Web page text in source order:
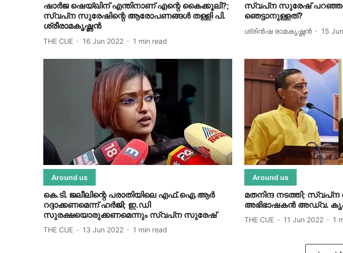
ഷാര്‍ജ ഷെയ്ഖിന് എന്തിനാണ് എന്റെ കൈക്കൂലി?;
സ്വപ്‌ന സുരേഷിന്റെ ആരോപണങ്ങള്‍ തള്ളി പി.
ശ്രീരാമകൃഷ്ണന്‍
THE CUE 16 Jun 2022 1 min read
സ്വപ്‌ന സുരേഷ്
ഞെട്ടാനുള്ളത്?
ശ്രിന്‍ഷ രാമകൃഷ്ണന്‍ 15
Around us
കെ.ടി. ജലീലിന്റെ പരാതിയിലെ എഫ്.ഐ.ആര്‍
റദ്ദാക്കണമെന്ന് ഹര്‍ജി; ഇ.ഡി
സുരക്ഷയൊരുക്കണമെന്നും സ്വപ്‌ന സുരേഷ്
THE CUE 13 Jun 2022 1 min read
Around us
മതനിന്ദ നടത്തി; സ്വപ്‌ന
അഭിഭാഷകന്‍ അഡ്വ.
THE CUE 11 Jun 2022 1